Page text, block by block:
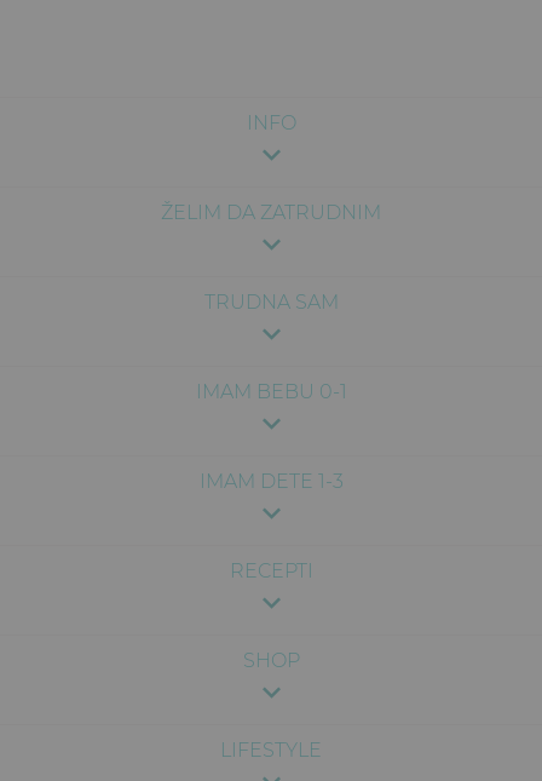
INFO
ŽELIM DA ZATRUDNIM
TRUDNA SAM
IMAM BEBU 0-1
IMAM DETE 1-3
RECEPTI
SHOP
LIFESTYLE